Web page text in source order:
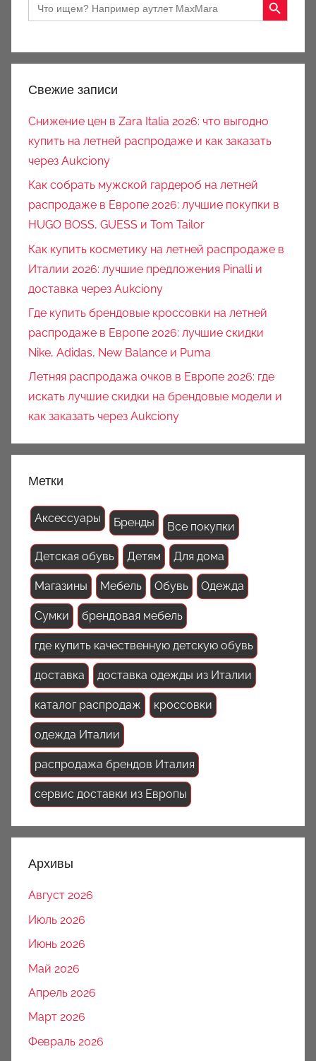
for:
Свежие записи
Снижение цен в Zara Italia 2026: что выгодно
купить на летней распродаже и как заказать
через Aukciony
Как собрать мужской гардероб на летней
распродаже в Европе 2026: лучшие покупки в
HUGO BOSS, GUESS и Tom Tailor
Как купить косметику на летней распродаже в
Италии 2026: лучшие предложения Pinalli и
доставка через Aukciony
Где купить брендовые кроссовки на летней
распродаже в Европе 2026: лучшие скидки
Nike, Adidas, New Balance и Puma
Летняя распродажа очков в Европе 2026: где
искать лучшие скидки на брендовые модели и
как заказать через Aukciony
Метки
Аксессуары Бренды Все покупки
Детская обувь Детям Для дома
Магазины Мебель Обувь Одежда
Сумки брендовая мебель
где купить качественную детскую обувь
доставка доставка одежды из Италии
каталог распродаж кроссовки
одежда Италии
распродажа брендов Италия
сервис доставки из Европы
Архивы
Август 2026
Июль 2026
Июнь 2026
Май 2026
Апрель 2026
Март 2026
Февраль 2026